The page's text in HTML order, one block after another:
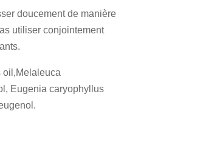
doucement de manière
utiliser conjointement
oil,Melaleuca
Eugenia caryophyllus